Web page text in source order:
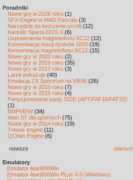
Poradniki
Nowe gry w 2026 roku (1)
SFX-Engine w MAD Pascalu (3)
Narzędzie do tworzenia scrolli (12)
Kartridż Sparta DOS X (6)
Usprawnienia magnetofonu XC12 (12)
Konserwacja stacji dysków 1050 (19)
Konserwacja magnetofonu XC12 (15)
Nowe gry w 2020 roku (2)
Nowe gry w 2019 roku (35)
Nowe gry w 2017 roku (3)
Larek pokazuje (40)
Emulacja ZX Spectrum na VBXE (26)
Nowe gry w 2016 roku (7)
Nowe gry w 2015 roku (4)
Partycjonowanie karty SIDE (APT/FAT16/FAT32)
(1)
BMPVIEW(34)
Atari ST dla opornych (75)
Nowe gry w 2014 roku (19)
Tritone engine (11)
QChan Engine (6)
nowsze starsze
Emulatory
Emulator Atari800Win
Emulator Atari800Win PLus 4.0 (Windows)